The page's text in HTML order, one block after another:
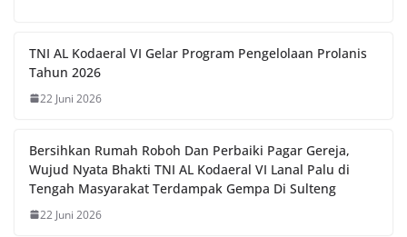
TNI AL Kodaeral VI Gelar Program Pengelolaan Prolanis
Tahun 2026
22 Juni 2026
Bersihkan Rumah Roboh Dan Perbaiki Pagar Gereja,
Wujud Nyata Bhakti TNI AL Kodaeral VI Lanal Palu di
Tengah Masyarakat Terdampak Gempa Di Sulteng
22 Juni 2026